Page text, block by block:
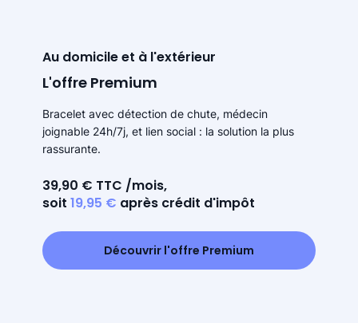
Au domicile et à l'extérieur
L'offre Premium
Bracelet avec détection de chute, médecin
joignable 24h/7j, et lien social : la solution la plus
rassurante.
39,90 € TTC /mois,
soit 19,95 € après crédit d'impôt
Découvrir l'offre Premium